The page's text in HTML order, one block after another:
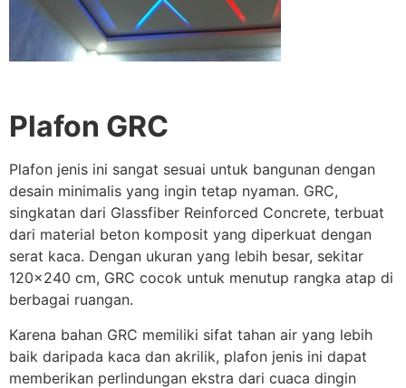
Plafon GRC
Plafon jenis ini sangat sesuai untuk bangunan dengan
desain minimalis yang ingin tetap nyaman. GRC,
singkatan dari Glassfiber Reinforced Concrete, terbuat
dari material beton komposit yang diperkuat dengan
serat kaca. Dengan ukuran yang lebih besar, sekitar
120×240 cm, GRC cocok untuk menutup rangka atap di
berbagai ruangan.
Karena bahan GRC memiliki sifat tahan air yang lebih
baik daripada kaca dan akrilik, plafon jenis ini dapat
memberikan perlindungan ekstra dari cuaca dingin